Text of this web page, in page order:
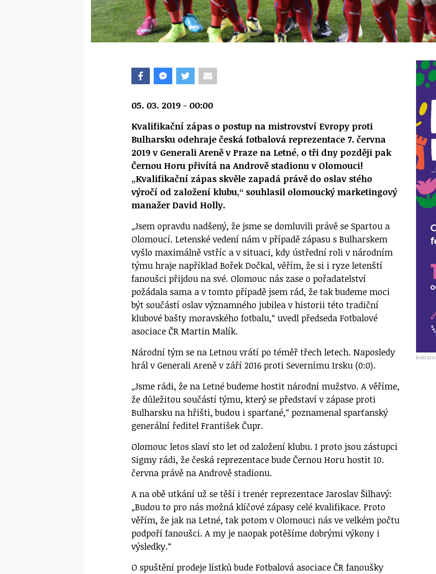
05. 03. 2019 - 00:00
Kvalifikační zápas o postup na mistrovství Evropy proti
Bulharsku odehraje česká fotbalová reprezentace 7. června
2019 v Generali Areně v Praze na Letné, o tři dny později pak
Černou Horu přivítá na Andrově stadionu v Olomouci!
„Kvalifikační zápas skvěle zapadá právě do oslav stého
výročí od založení klubu,“ souhlasil olomoucký marketingový
manažer David Holly.
„Jsem opravdu nadšený, že jsme se domluvili právě se Spartou a
Olomoucí. Letenské vedení nám v případě zápasu s Bulharskem
vyšlo maximálně vstříc a v situaci, kdy ústřední roli v národním
týmu hraje například Bořek Dočkal, věřím, že si i ryze letenští
fanoušci přijdou na své. Olomouc nás zase o pořadatelství
požádala sama a v tomto případě jsem rád, že tak budeme moci
být součástí oslav významného jubilea v historii této tradiční
klubové bašty moravského fotbalu,“ uvedl předseda Fotbalové
asociace ČR Martin Malík.
Národní tým se na Letnou vrátí po téměř třech letech. Naposledy
hrál v Generali Areně v září 2016 proti Severnímu Irsku (0:0).
„Jsme rádi, že na Letné budeme hostit národní mužstvo. A věříme,
že důležitou součástí týmu, který se představí v zápase proti
Bulharsku na hřišti, budou i sparťané,“ poznamenal sparťanský
generální ředitel František Čupr.
Olomouc letos slaví sto let od založení klubu. I proto jsou zástupci
Sigmy rádi, že česká reprezentace bude Černou Horu hostit 10.
června právě na Andrově stadionu.
A na obě utkání už se těší i trenér reprezentace Jaroslav Šilhavý:
„Budou to pro nás možná klíčové zápasy celé kvalifikace. Proto
věřím, že jak na Letné, tak potom v Olomouci nás ve velkém počtu
podpoří fanoušci. A my je naopak potěšíme dobrými výkony i
výsledky.“
O spuštění prodeje lístků bude Fotbalová asociace ČR fanoušky